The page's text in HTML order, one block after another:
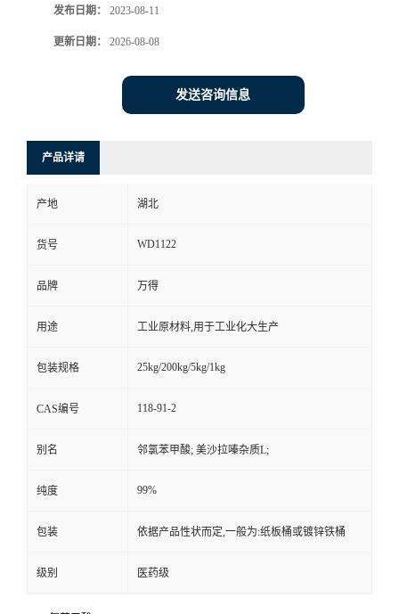
发布日期： 2023-08-11
更新日期： 2026-08-08
发送咨询信息
产品详请
产地 湖北
货号 WD1122
品牌 万得
用途 工业原材料,用于工业化大生产
包装规格 25kg/200kg/5kg/1kg
CAS编号 118-91-2
别名 邻氯苯甲酸; 美沙拉嗪杂质L;
纯度 99%
包装 依据产品性状而定,一般为:纸板桶或镀锌铁桶
级别 医药级